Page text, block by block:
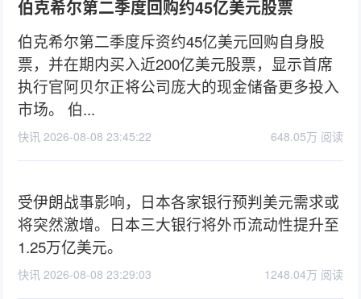
伯克希尔第二季度回购约45亿美元股票
伯克希尔第二季度斥资约45亿美元回购自身股
票，并在期内买入近200亿美元股票，显示首席
执行官阿贝尔正将公司庞大的现金储备更多投入
市场。 伯...
快讯 2026-08-08 23:45:22 648.05万 阅读
受伊朗战事影响，日本各家银行预判美元需求或
将突然激增。日本三大银行将外币流动性提升至
1.25万亿美元。
快讯 2026-08-08 23:29:03 1248.04万 阅读